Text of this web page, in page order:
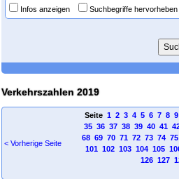
Infos anzeigen Suchbegriffe hervorheben
Verkehrszahlen 2019
< Vorherige Seite
Seite 1 2 3 4 5 6 7 8 9
35 36 37 38 39 40 41
68 69 70 71 72 73 74 75
101 102 103 104 105
126 127